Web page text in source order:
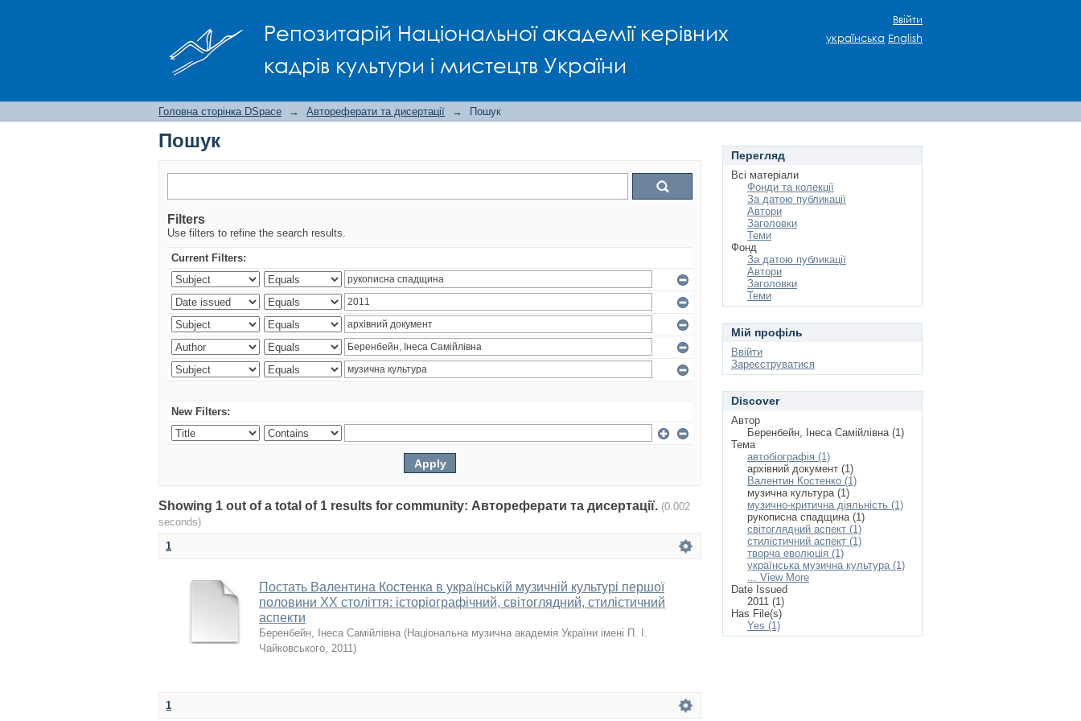
Репозитарій Національної академії керівних
кадрів культури і мистецтв України
Ввійти
українська English
Головна сторінка DSpace → Автореферати та дисертації → Пошук
Пошук
Filters
Use filters to refine the search results.
Current Filters:
New Filters:
Showing 1 out of a total of 1 results for community: Автореферати та дисертації. (0.002
seconds)
1
Постать Валентина Костенка в українській музичній культурі першої
половини XX століття: історіографічний, світоглядний, стилістичний
аспекти
Беренбейн, Інеса Самійлівна (Національна музична академія України імені П. І.
Чайковського, 2011)
1
Перегляд
Всі матеріали
Фонди та колекції
За датою публикації
Автори
Заголовки
Теми
Фонд
За датою публикації
Автори
Заголовки
Теми
Мій профіль
Ввійти
Зареєструватися
Discover
Автор
Беренбейн, Інеса Самійлівна (1)
Тема
автобіографія (1)
архівний документ (1)
Валентин Костенко (1)
музична культура (1)
музично-критична діяльність (1)
рукописна спадщина (1)
світоглядний аспект (1)
стилістичний аспект (1)
творча еволюція (1)
українська музична культура (1)
... View More
Date Issued
2011 (1)
Has File(s)
Yes (1)